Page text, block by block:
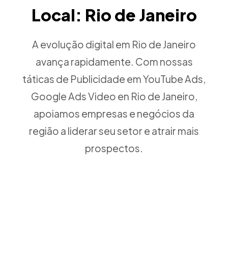
Local: Rio de Janeiro
A evolução digital em Rio de Janeiro
avança rapidamente. Com nossas
táticas de Publicidade em YouTube Ads,
Google Ads Video en Rio de Janeiro,
apoiamos empresas e negócios da
região a liderar seu setor e atrair mais
prospectos.